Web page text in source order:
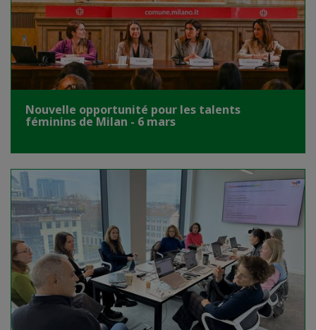
Nouvelle opportunité pour les talents
féminins de Milan - 6 mars